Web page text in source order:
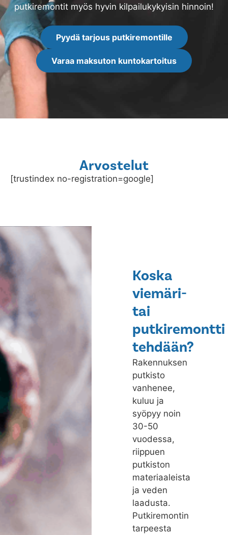
putkiremontit myös hyvin kilpailukykyisin hinnoin!
Pyydä tarjous putkiremontille
Varaa maksuton kuntokartoitus
Arvostelut
[trustindex no-registration=google]
Koska
viemäri-
tai
putkiremontti
tehdään?
Rakennuksen
putkisto
vanhenee,
kuluu ja
syöpyy noin
30-50
vuodessa,
riippuen
putkiston
materiaaleista
ja veden
laadusta.
Putkiremontin
tarpeesta